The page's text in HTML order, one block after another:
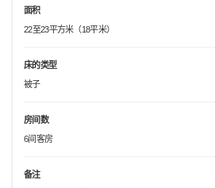
面积
22至23平方米（18平米）
床的类型
被子
房间数
6间客房
备注